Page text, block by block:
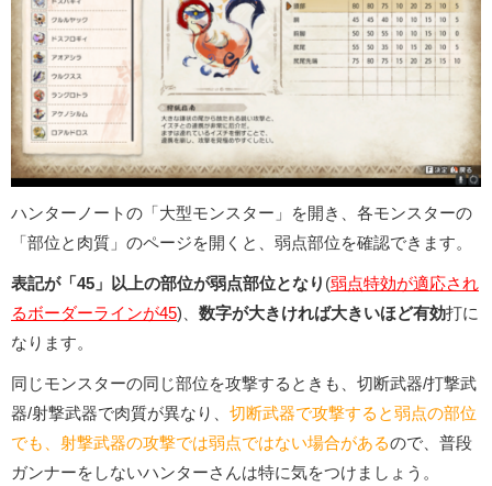
ハンターノートの「大型モンスター」を開き、各モンスターの
「部位と肉質」のページを開くと、弱点部位を確認できます。
表記が「45」以上の部位が弱点部位となり (弱点特効が適応され
るボーダーラインが45)、 数字が大きければ大きいほど有効打に
なります。
同じモンスターの同じ部位を攻撃するときも、切断武器/打撃武
器/射撃武器で肉質が異なり、 切断武器で攻撃すると弱点の部位
でも、射撃武器の攻撃では弱点ではない場合があるので、普段
ガンナーをしないハンターさんは特に気をつけましょう。